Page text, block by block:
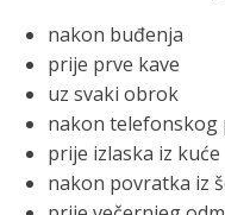
nakon buđenja
prije prve kave
uz svaki obrok
nakon telefonskog
prije izlaska iz kuće
nakon povratka iz